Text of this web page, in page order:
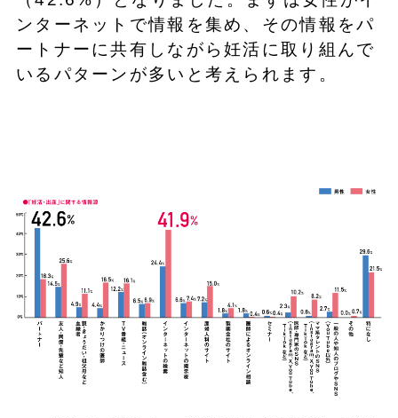
ンターネットで情報を集め、その情報をパ
ートナーに共有しながら妊活に取り組んで
いるパターンが多いと考えられます。